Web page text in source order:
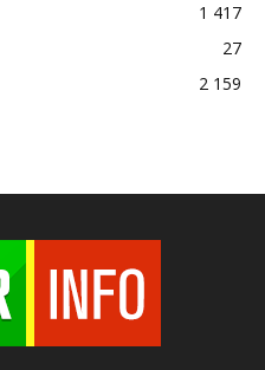
1 417
27
2 159